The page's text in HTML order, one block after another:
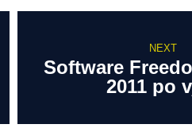
NEXT
Software
2011 po